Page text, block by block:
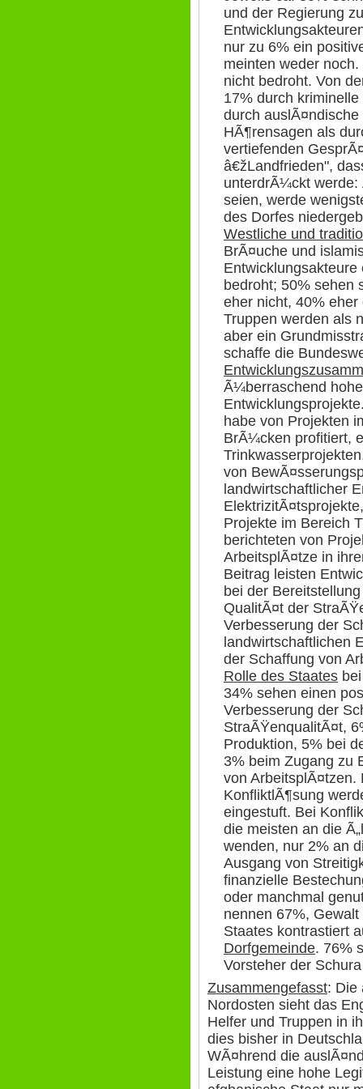
und der Regierung
nur zu 6% ein
meinten weder
nicht bedroht. Von
17% durch
durch
HÃ¶rensagen als
vertiefenden
â€žLandfrieden",
unterdrÃ¼ckt werde:
seien, werde
des Dorfes
Westliche und
BrÃ¤uche und
bedroht; 50% sehen
eher nicht, 40%
Truppen werden als
aber ein
schaffe die
Ã¼berraschend
habe von Projekten
BrÃ¼cken profitiert,
von
landwirtschaftlicher
Projekte im Bereich
berichteten von
ArbeitsplÃ¤tze in
Beitrag leisten
bei der
QualitÃ¤t der
Verbesserung der
landwirtschaftlichen
der Schaffung von
Rolle des Staates
34% sehen einen
Verbesserung der
StraÃŸenqualitÃ¤t,
Produktion, 5% bei
3% beim Zugang zu
von ArbeitsplÃ¤tzen.
KonfliktlÃ¶sung
eingestuft. Bei
die meisten an die
wenden, nur 2% an
Ausgang von
finanzielle
oder manchmal
nennen 67%,
Staates kontrastiert
Dorfgemeinde. 76%
Vorsteher der
Zusammengefasst: Die
Nordosten sieht das
Helfer und Truppen in
dies bisher in
WÃ¤hrend die
Leistung eine hohe